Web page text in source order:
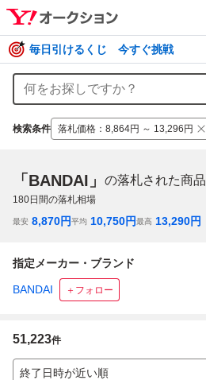
毎日引けるくじ 今すぐ挑戦
検索条件 落札価格 ： 8,864円 ～ 13,296円
「BANDAI」 の落札された商品
180日間の落札相場
最安 8,870円平均 10,750円最高 13,290円
指定メーカー・ブランド
BANDAI ＋フォロー
51,223件
終了日時が近い順